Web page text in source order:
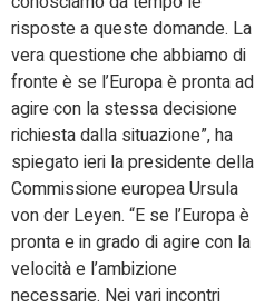
risposte a queste domande. La
vera questione che abbiamo di
fronte è se l’Europa è pronta ad
agire con la stessa decisione
richiesta dalla situazione”, ha
spiegato ieri la presidente della
Commissione europea Ursula
von der Leyen. “E se l’Europa è
pronta e in grado di agire con la
velocità e l’ambizione
necessarie. Nei vari incontri